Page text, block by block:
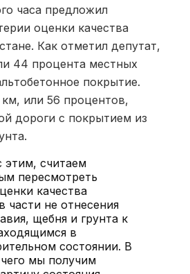
часа предложил
оценки качества
Как отметил депутат,
44 процента местных
покрытие.
или 56 процентов,
дороги с покрытием из
этим, считаем
пересмотреть
качества
части не отнесения
щебня и грунта к
в
состоянии. В
чего мы получим